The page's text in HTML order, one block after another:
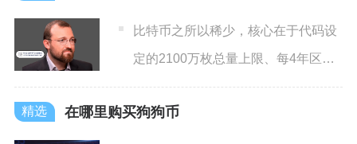
比特币之所以稀少，核心在于代码设
定的2100万枚总量上限、每4年区块
奖励减半的发行机制、永
在哪里购买狗狗币